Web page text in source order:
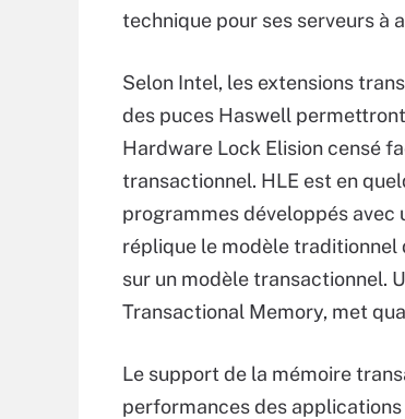
technique pour ses serveurs à
Selon Intel, les extensions
des puces Haswell
Hardware Lock Elision censé
transactionnel. HLE est en
programmes développés avec
réplique le modèle traditionnel
sur un modèle transactionnel.
Transactional Memory, met
Le support de la mémoire
performances des